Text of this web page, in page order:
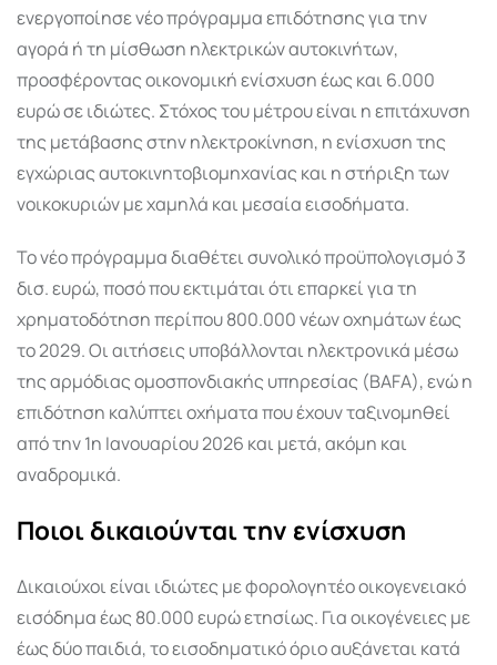
ενεργοποίησε νέο πρόγραμμα επιδότησης για την
αγορά ή τη μίσθωση ηλεκτρικών αυτοκινήτων,
προσφέροντας οικονομική ενίσχυση έως και 6.000
ευρώ σε ιδιώτες. Στόχος του μέτρου είναι η επιτάχυνση
της μετάβασης στην ηλεκτροκίνηση, η ενίσχυση της
εγχώριας αυτοκινητοβιομηχανίας και η στήριξη των
νοικοκυριών με χαμηλά και μεσαία εισοδήματα.
Το νέο πρόγραμμα διαθέτει συνολικό προϋπολογισμό 3
δισ. ευρώ, ποσό που εκτιμάται ότι επαρκεί για τη
χρηματοδότηση περίπου 800.000 νέων οχημάτων έως
το 2029. Οι αιτήσεις υποβάλλονται ηλεκτρονικά μέσω
της αρμόδιας ομοσπονδιακής υπηρεσίας (BAFA), ενώ η
επιδότηση καλύπτει οχήματα που έχουν ταξινομηθεί
από την 1η Ιανουαρίου 2026 και μετά, ακόμη και
αναδρομικά.
Ποιοι δικαιούνται την ενίσχυση
Δικαιούχοι είναι ιδιώτες με φορολογητέο οικογενειακό
εισόδημα έως 80.000 ευρώ ετησίως. Για οικογένειες με
έως δύο παιδιά, το εισοδηματικό όριο αυξάνεται κατά